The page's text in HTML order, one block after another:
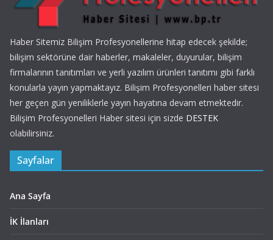
Haber Sitemiz Bilişim Profesyonellerine hitap edecek şekilde;
bilişim sektörüne dair haberler, makaleler, duyurular, bilişim
firmalarının tanıtımları ve yerli yazılım ürünleri tanıtımı gibi farklı
konularla yayın yapmaktayız. Bilişim Profesyonelleri haber sitesi
her geçen gün yeniliklerle yayın hayatına devam etmektedir.
Bilişim Profesyonelleri Haber sitesi için sizde DESTEK
olabilirsiniz.
Sayfalar
Ana Sayfa
İK İlanları